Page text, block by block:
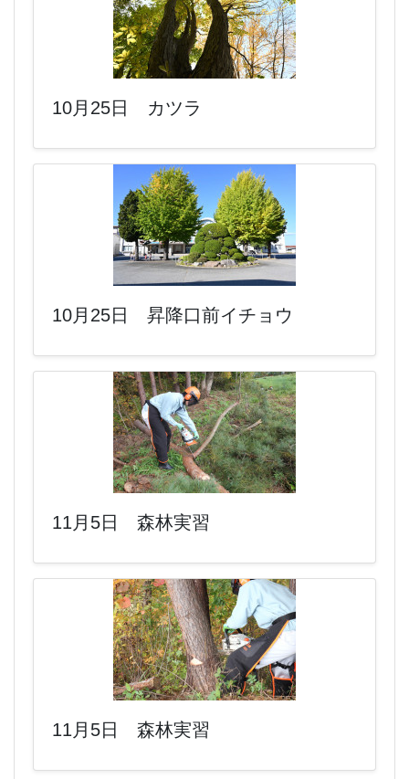
10月25日 カツラ
10月25日 昇降口前イチョウ
11月5日 森林実習
11月5日 森林実習